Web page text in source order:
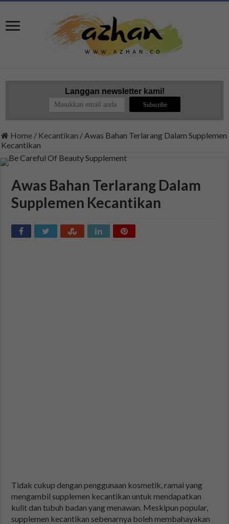
Langgan newsletter kami!
Home / Kecantikan / Awas Bahan Terlarang Dalam Supplemen
Kecantikan
Awas Bahan Terlarang Dalam
Supplemen Kecantikan
Tidak cukup dengan penggunaan kosmetik, ramai yang
mengambil supplemen kecantikan untuk mendapatkan
kulit dan tubuh badan yang menawan. Meskipun popular,
supplemen kecantikan sebenarnya boleh membahayakan